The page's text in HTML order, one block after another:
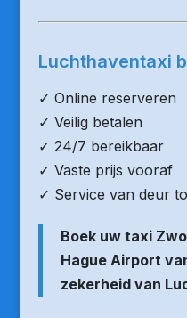
Luchthaventaxi
✓ Online reserveren
✓ Veilig betalen
✓ 24/7 bereikbaar
✓ Vaste prijs vooraf
✓ Service van deur
Boek uw taxi
Hague Airport
zekerheid van